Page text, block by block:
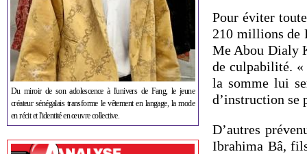
Du miroir de son adolescence à l'univers de Fang, le jeune
créateur sénégalais transforme le vêtement en langage, la mode
en récit et l'identité en œuvre collective.
Pour éviter
210 millions de
Me Abou Dialy
de culpabilité. «
la somme lui
d’instruction se
D’autres
Ibrahima Bâ,